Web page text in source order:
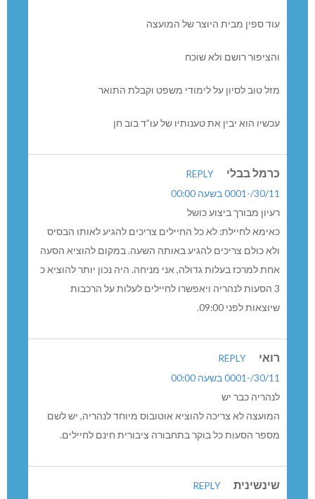
עוד ספין מבית היוצר של המועצה
והציפור רושם ולא שוכח
מזל טוב לסיון על לימודי משפט וקבלת התואר
עכשיו הוא יבין את טענותיו של עו”ד בוב חן
כרמל בבלי
REPLY
30/11/-0001 בשעה 00:00
רעיון מבורך ביצוע כושל
כאימא לחיילת: לא כל החיילים צריכים להגיע לאותו הבסיס
ולא כולם צריכים להגיע באותה השעה. במקום להוציא הסעה
אחת למרכז בעלות גדולה, אני מניחה. היה נכון יותר להוציא כ
3 הסעות לנהריה ויאפשרו לחיילים לעלות על הרכבות
שיוצאות לפני 09:00.
רואי
REPLY
30/11/-0001 בשעה 00:00
לנהריה כבר יש
המועצה לא צריכה להוציא אוטובוס מיוחד לנהריה, יש לשם
מספר הסעות כל בוקר בתחבורה ציבורית חינם לחיילים.
שינשינית
REPLY